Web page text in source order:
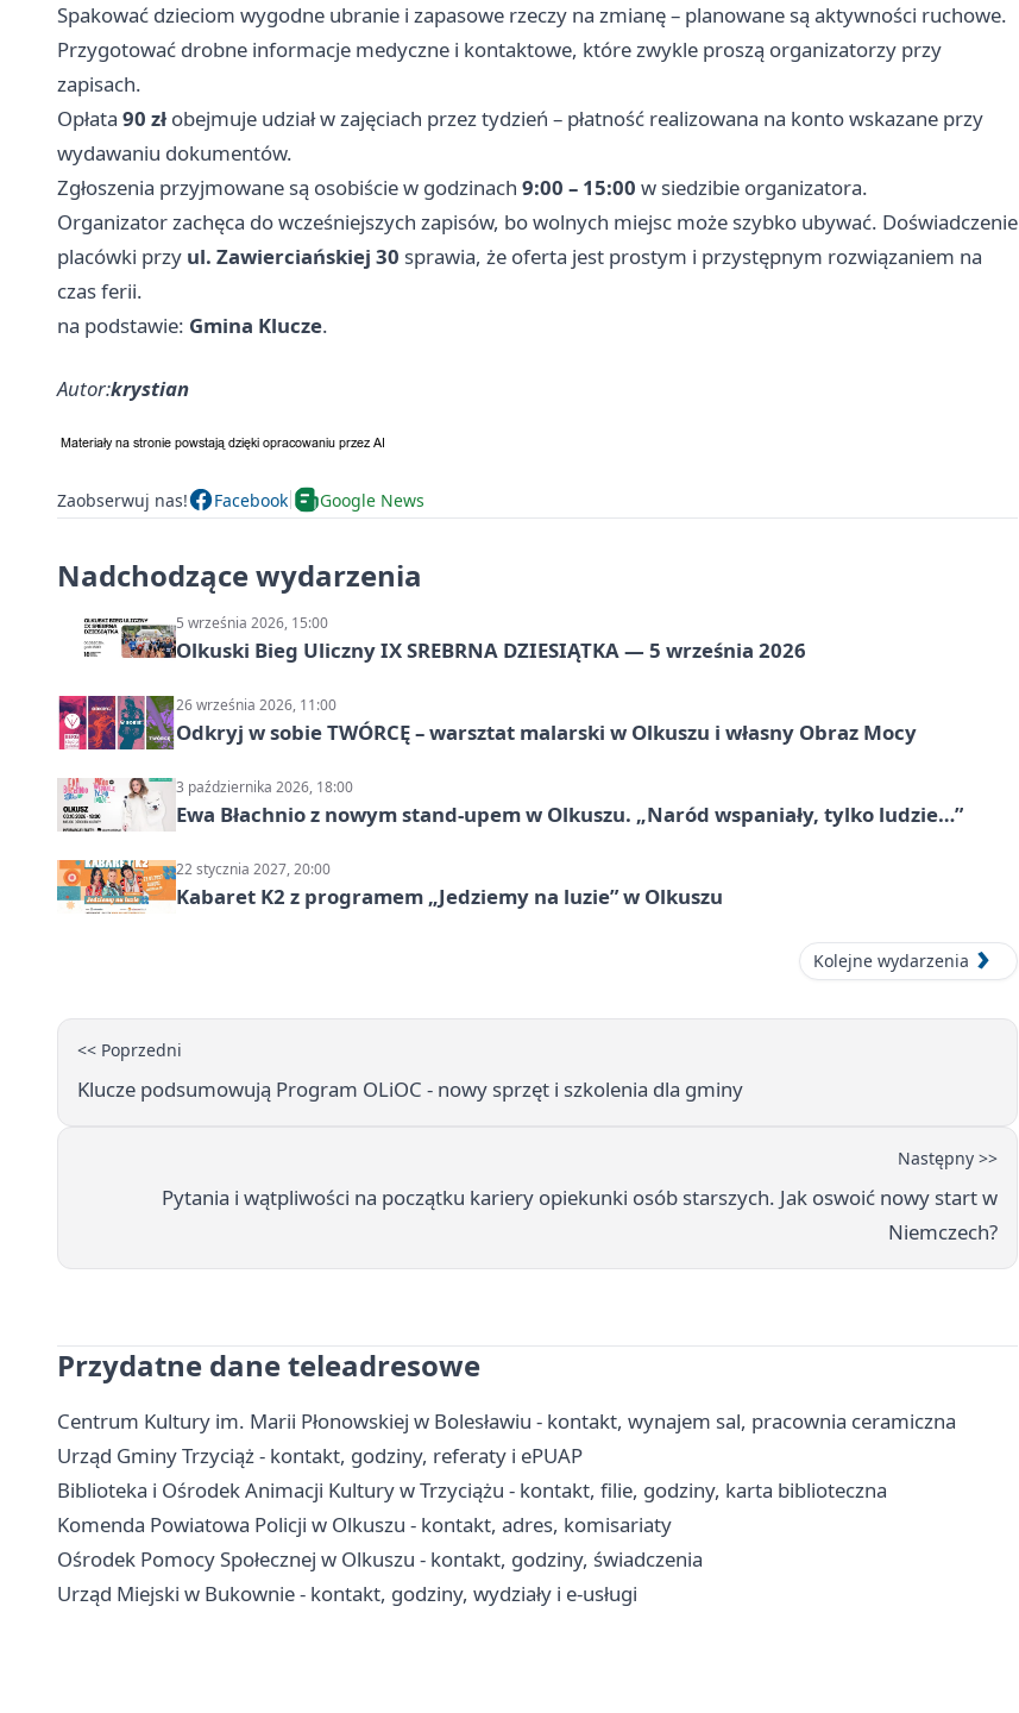
Spakować dzieciom wygodne ubranie i zapasowe rzeczy na zmianę – planowane są aktywności ruchowe.
Przygotować drobne informacje medyczne i kontaktowe, które zwykle proszą organizatorzy przy
zapisach.
Opłata 90 zł obejmuje udział w zajęciach przez tydzień – płatność realizowana na konto wskazane przy
wydawaniu dokumentów.
Zgłoszenia przyjmowane są osobiście w godzinach 9:00 – 15:00 w siedzibie organizatora.
Organizator zachęca do wcześniejszych zapisów, bo wolnych miejsc może szybko ubywać. Doświadczenie
placówki przy ul. Zawierciańskiej 30 sprawia, że oferta jest prostym i przystępnym rozwiązaniem na
czas ferii.
na podstawie: Gmina Klucze.
Autor:krystian
Zaobserwuj nas! Facebook Google News
Nadchodzące wydarzenia
5 września 2026, 15:00
Olkuski Bieg Uliczny IX SREBRNA DZIESIĄTKA — 5 września 2026
26 września 2026, 11:00
Odkryj w sobie TWÓRCĘ – warsztat malarski w Olkuszu i własny Obraz Mocy
3 października 2026, 18:00
Ewa Błachnio z nowym stand-upem w Olkuszu. „Naród wspaniały, tylko ludzie…”
22 stycznia 2027, 20:00
Kabaret K2 z programem „Jedziemy na luzie” w Olkuszu
Kolejne wydarzenia
<< Poprzedni
Klucze podsumowują Program OLiOC - nowy sprzęt i szkolenia dla gminy
Następny >>
Pytania i wątpliwości na początku kariery opiekunki osób starszych. Jak oswoić nowy start w
Niemczech?
Przydatne dane teleadresowe
Centrum Kultury im. Marii Płonowskiej w Bolesławiu - kontakt, wynajem sal, pracownia ceramiczna
Urząd Gminy Trzyciąż - kontakt, godziny, referaty i ePUAP
Biblioteka i Ośrodek Animacji Kultury w Trzyciążu - kontakt, filie, godziny, karta biblioteczna
Komenda Powiatowa Policji w Olkuszu - kontakt, adres, komisariaty
Ośrodek Pomocy Społecznej w Olkuszu - kontakt, godziny, świadczenia
Urząd Miejski w Bukownie - kontakt, godziny, wydziały i e-usługi